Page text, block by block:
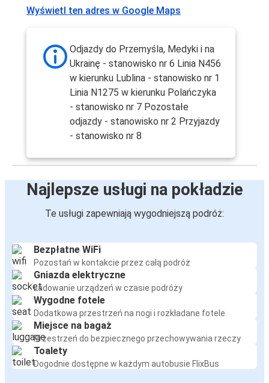
Wyświetl ten adres w Google Maps
Odjazdy do Przemyśla, Medyki i na
Ukrainę - stanowisko nr 6 Linia N456
w kierunku Lublina - stanowisko nr 1
Linia N1275 w kierunku Polańczyka
- stanowisko nr 7 Pozostałe
odjazdy - stanowisko nr 2 Przyjazdy
- stanowisko nr 8
Najlepsze usługi na pokładzie
Te usługi zapewniają wygodniejszą podróż:
Bezpłatne WiFi
Pozostań w kontakcie przez całą podróż
Gniazda elektryczne
Ładowanie urządzeń w czasie podróży
Wygodne fotele
Dodatkowa przestrzeń na nogi i rozkładane fotele
Miejsce na bagaż
Przestrzeń do bezpiecznego przechowywania rzeczy
Toalety
Dogodnie dostępne w każdym autobusie FlixBus